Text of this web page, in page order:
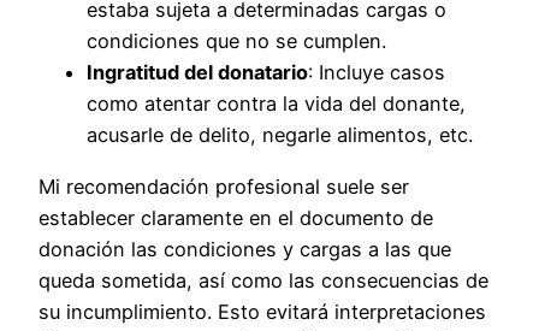
estaba sujeta a determinadas cargas o
condiciones que no se cumplen.
Ingratitud del donatario: Incluye casos
como atentar contra la vida del donante,
acusarle de delito, negarle alimentos, etc.
Mi recomendación profesional suele ser
establecer claramente en el documento de
donación las condiciones y cargas a las que
queda sometida, así como las consecuencias de
su incumplimiento. Esto evitará interpretaciones